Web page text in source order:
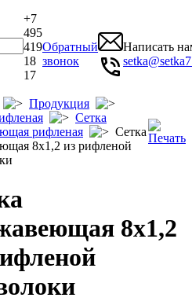
+7
495
419
18
17
Обратный
звонок
Написать
Продукция
Сетка
рифленая
Сетка
8x1,2 из рифленой
8x1,2